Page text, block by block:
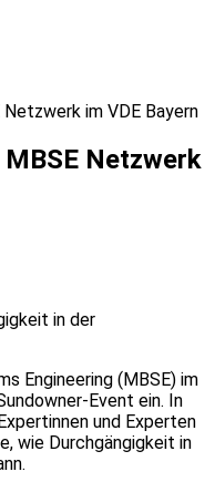
im VDE Bayern
Netzwerk
in der
Engineering (MBSE) im
Event ein. In
und Experten
wie Durchgängigkeit in